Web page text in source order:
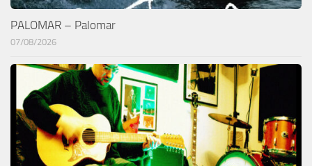
PALOMAR – Palomar
07/08/2026